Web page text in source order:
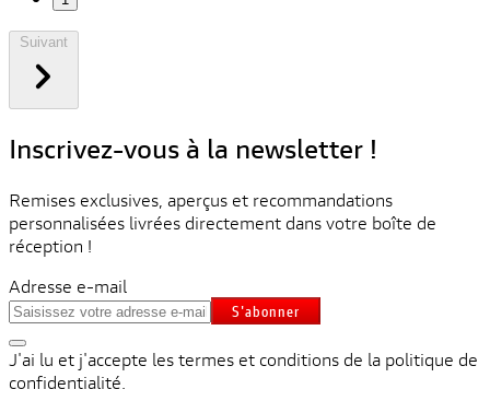
Inscrivez-vous à la newsletter !
Remises exclusives, aperçus et recommandations
personnalisées livrées directement dans votre boîte de
réception !
Adresse e-mail
S'abonner
J'ai lu et j'accepte les termes et conditions de la politique de
confidentialité.